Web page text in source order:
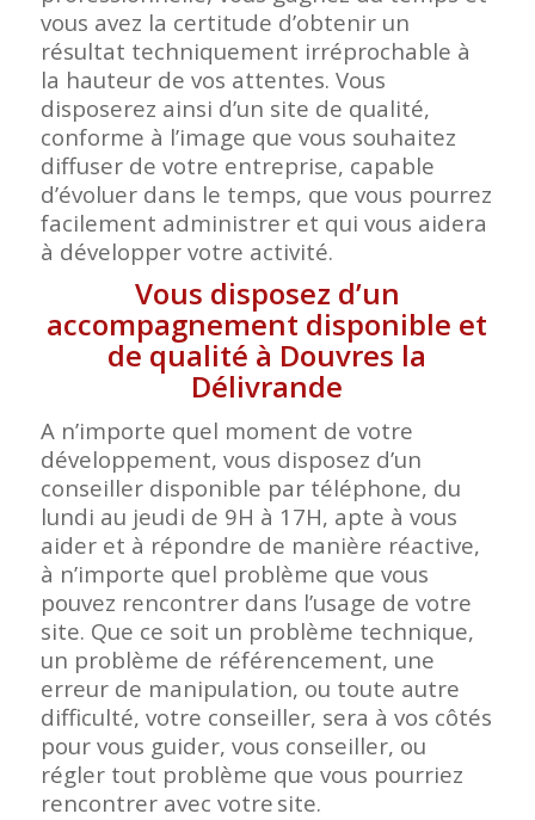
vous avez la certitude d’obtenir un
résultat techniquement irréprochable à
la hauteur de vos attentes. Vous
disposerez ainsi d’un site de qualité,
conforme à l’image que vous souhaitez
diffuser de votre entreprise, capable
d’évoluer dans le temps, que vous pourrez
facilement administrer et qui vous aidera
à développer votre activité.
Vous disposez d’un
accompagnement disponible et
de qualité à Douvres la
Délivrande
A n’importe quel moment de votre
développement, vous disposez d’un
conseiller disponible par téléphone, du
lundi au jeudi de 9H à 17H, apte à vous
aider et à répondre de manière réactive,
à n’importe quel problème que vous
pouvez rencontrer dans l’usage de votre
site. Que ce soit un problème technique,
un problème de référencement, une
erreur de manipulation, ou toute autre
difficulté, votre conseiller, sera à vos côtés
pour vous guider, vous conseiller, ou
régler tout problème que vous pourriez
rencontrer avec votre site.